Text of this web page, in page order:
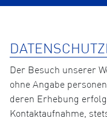
Der Besuch unserer
ohne Angabe
deren Erhebung
Kontaktaufnahme,